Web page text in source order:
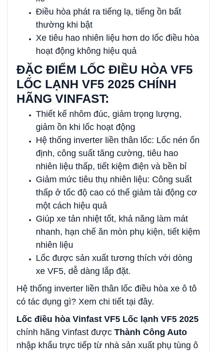
Điều hòa phát ra tiếng lạ, tiếng ồn bất
thường khi bật
Xe tiêu hao nhiên liệu hơn do lốc điều hòa
hoạt động không hiệu quả
ĐẶC ĐIỂM LỐC ĐIỀU HÒA VF5
LỐC LẠNH VF5 2025 CHÍNH
HÃNG VINFAST:
Thiết kế nhôm đúc, giảm trọng lượng,
giảm ồn khi lốc hoạt động
Hệ thống inverter liền thân lốc: Lốc nén ổn
định, công suất tăng cường, tiêu hao
nhiên liệu thấp, tiết kiệm điện và bền bỉ
Giảm mức tiêu thụ nhiên liệu: Công suất
thấp ở tốc độ cao có thể giảm tải động cơ
một cách hiệu quả
Giúp xe tản nhiệt tốt, khả năng làm mát
nhanh, hạn chế ăn mòn phụ kiện, tiết kiệm
nhiên liệu
Lốc được sản xuất tương thích với dòng
xe VF5, dễ dàng lắp đặt.
Hệ thống inverter liền thân lốc điều hòa xe ô tô
có tác dụng gì? Xem chi tiết tại đây.
Lốc điều hòa Vinfast VF5 Lốc lạnh VF5 2025
chính hãng Vinfast được Thành Công Auto
nhập khẩu trực tiếp từ nhà sản xuất phụ tùng ô